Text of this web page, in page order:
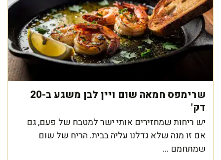
שרימפס חמאה שום ויין לבן משגע ב-20
דק'
יש ריחות שמחזירים אותי ישר למטבח של פעם, גם
אם זו מנה שלא גדלנו עליה בבית. הריח של שום
שמתחמם ...